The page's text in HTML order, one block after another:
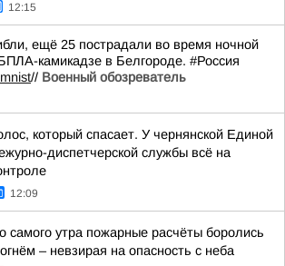
12:15
ещё 25 пострадали во время ночной
БПЛА-камикадзе в Белгороде. #Россия
// Военный обозреватель
который спасает. У чернянской Единой
диспетчерской службы всё на
12:09
самого утра пожарные расчёты боролись
– невзирая на опасность с неба